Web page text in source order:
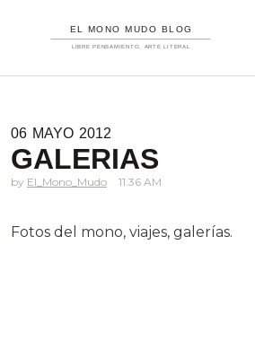
06 MAYO 2012
GALERIAS
El_Mono_Mudo 11.36 AM
Fotos del mono, viajes, galerías.